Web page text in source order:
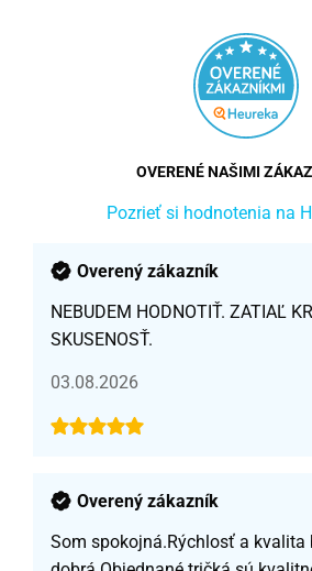
OVERENÉ NAŠIMI
Pozrieť si hodnotenia na
Overený zákazník
NEBUDEM HODNOTIŤ. ZATIAĽ
SKUSENOSŤ.
03.08.2026
Overený zákazník
Som spokojná.Rýchlosť a kvalita